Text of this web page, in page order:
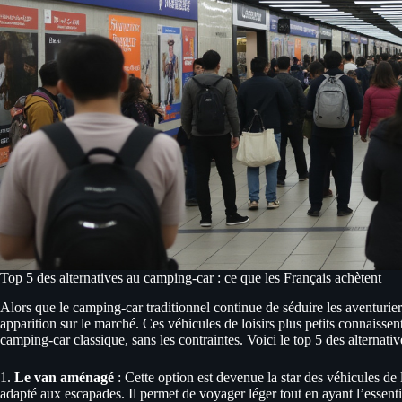
Top 5 des alternatives au camping-car : ce que les Français achètent
Alors que le camping-car traditionnel continue de séduire les
apparition sur le marché. Ces véhicules de loisirs plus petits
camping-car classique, sans les contraintes. Voici le top 5 des
1. Le van aménagé : Cette option est devenue la star des véhicules
adapté aux escapades. Il permet de voyager léger tout en ayant